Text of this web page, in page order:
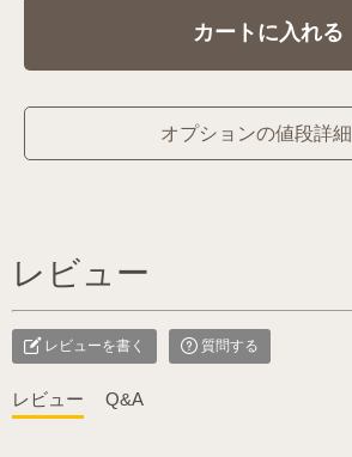
カートに入れる
オプションの値段詳細
レビュー
レビューを書く 質問する
レビュー Q&A